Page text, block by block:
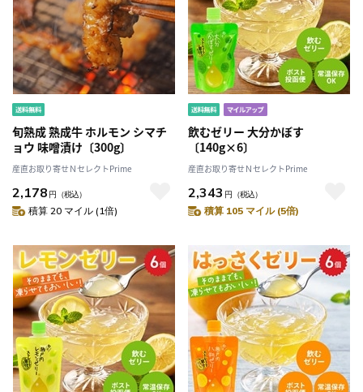
旬熟成 熟成牛 ホルモン シマチ
ョウ 味噌漬け〔300g〕
産直お取り寄せＮセレクトPrime
2,178 円 （税込）
積算 20 マイル (1倍)
飲むゼリー 大分かぼす
〔140g×6〕
産直お取り寄せＮセレクトPrime
2,343 円 （税込）
積算 105 マイル (5倍)